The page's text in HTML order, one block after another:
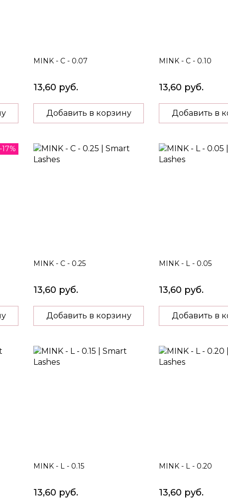
MINK - C - 0.07
13,60 руб.
Добавить в корзину
MINK - C - 0.10
13,60 руб.
Добавить в
-17%
MINK - C - 0.25
13,60 руб.
Добавить в корзину
MINK - L - 0.05
13,60 руб.
Добавить в
MINK - L - 0.15
13,60 руб.
MINK - L - 0.20
13,60 руб.